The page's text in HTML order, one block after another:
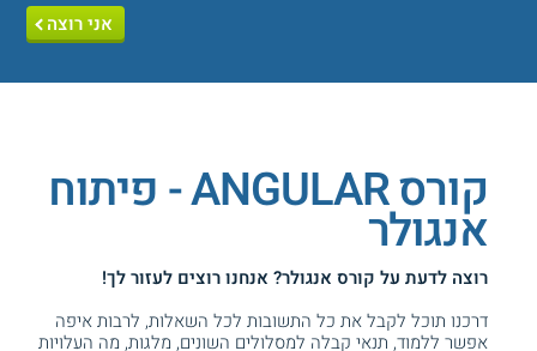
אני רוצה
קורס ANGULAR - פיתוח
אנגולר
רוצה לדעת על קורס אנגולר? אנחנו רוצים לעזור לך!
דרכנו תוכל לקבל את כל התשובות לכל השאלות, לרבות איפה
אפשר ללמוד, תנאי קבלה למסלולים השונים, מלגות, מה העלויות